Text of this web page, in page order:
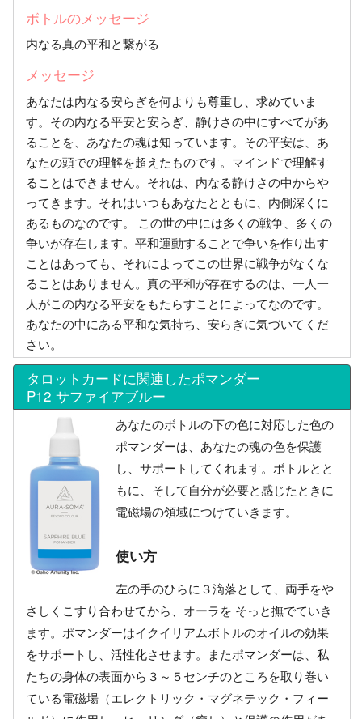
ボトルのメッセージ
内なる真の平和と繋がる
メッセージ
あなたは内なる安らぎを何よりも尊重し、求めていま
す。その内なる平安と安らぎ、静けさの中にすべてがあ
ることを、あなたの魂は知っています。その平安は、あ
なたの頭での理解を超えたものです。マインドで理解す
ることはできません。それは、内なる静けさの中からや
ってきます。それはいつもあなたとともに、内側深くに
あるものなのです。 この世の中には多くの戦争、多くの
争いが存在します。平和運動することで争いを作り出す
ことはあっても、それによってこの世界に戦争がなくな
ることはありません。真の平和が存在するのは、一人一
人がこの内なる平安をもたらすことによってなのです。
あなたの中にある平和な気持ち、安らぎに気づいてくだ
さい。
タロットカードに関連したポマンダー
P12 サファイアブルー
あなたのボトルの下の色に対応した色の
ポマンダーは、あなたの魂の色を保護
し、サポートしてくれます。ボトルとと
もに、そして自分が必要と感じたときに
電磁場の領域につけていきます。
使い方
左の手のひらに３滴落として、両手をや
さしくこすり合わせてから、オーラを そっと撫でていき
ます。ポマンダーはイクイリアムボトルのオイルの効果
をサポートし、活性化させます。またポマンダーは、私
たちの身体の表面から３～５センチのところを取り巻い
ている電磁場（エレクトリック・マグネテック・フィー